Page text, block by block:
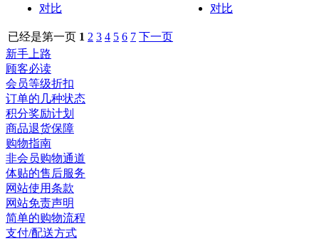
对比
对比
已经是第一页 1 2 3 4 5 6 7 下一页
新手上路
顾客必读
会员等级折扣
订单的几种状态
积分奖励计划
商品退货保障
购物指南
非会员购物通道
体贴的售后服务
网站使用条款
网站免责声明
简单的购物流程
支付/配送方式